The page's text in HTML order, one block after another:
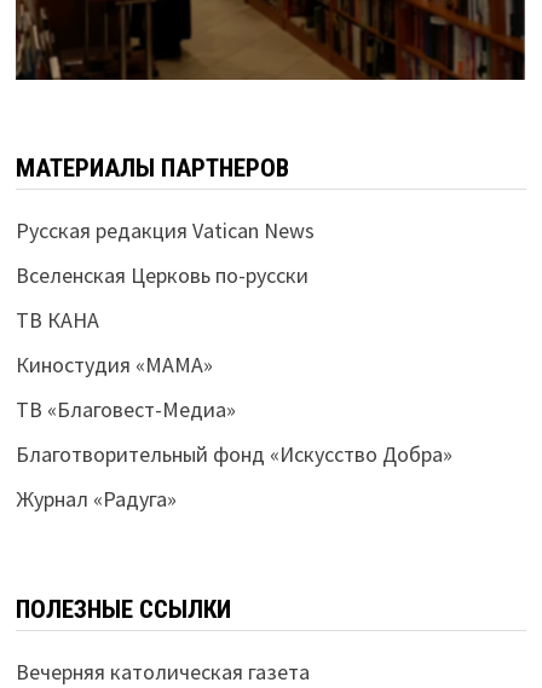
МАТЕРИАЛЫ ПАРТНЕРОВ
Русская редакция Vatican News
Вселенская Церковь по-русски
ТВ КАНА
Киностудия «МАМА»
ТВ «Благовест-Медиа»
Благотворительный фонд «Искусство Добра»
Журнал «Радуга»
ПОЛЕЗНЫЕ ССЫЛКИ
Вечерняя католическая газета